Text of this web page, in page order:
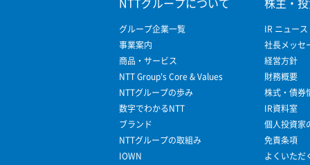
グループ企業一覧
事業案内
商品・サービス
NTT Group's Core & Values
NTTグループの歩み
数字でわかるNTT
ブランド
NTTグループの取組み
IOWN
IR ニュース
社長メッセ
経営方針
財務概要
株式・債券
IR資料室
個人投資家
免責条項
よくいただ